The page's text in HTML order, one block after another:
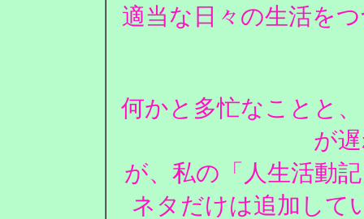
適当な日々の生活を
何かと多忙なことと
が
が、私の「人生活動
ネタだけは追加して